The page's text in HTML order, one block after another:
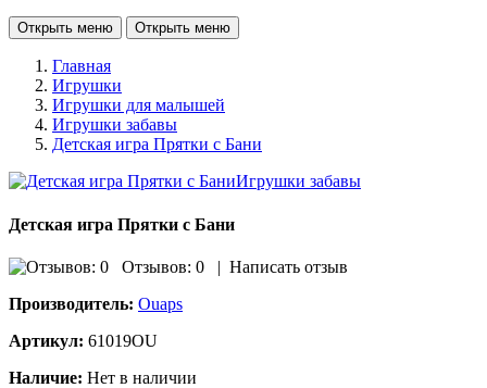
Открыть меню Открыть меню
Главная
Игрушки
Игрушки для малышей
Игрушки забавы
Детская игра Прятки с Бани
Детская игра Прятки с Бани
Отзывов: 0 | Написать отзыв
Производитель: Ouaps
Артикул: 61019OU
Наличие: Нет в наличии